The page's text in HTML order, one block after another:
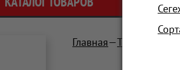
Главная Телевизоры,